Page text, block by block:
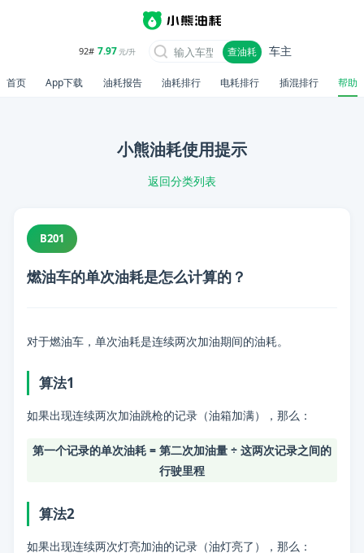
92# 7.97元/升 查油耗 车主
首页 App下载 油耗报告 油耗排行 电耗排行 插混排行 帮助
小熊油耗使用提示
返回分类列表
B201
燃油车的单次油耗是怎么计算的？
问题：燃油车的单次油耗是怎么计算的？
标签： 小熊油耗使用提示, 常见问题解答
对于燃油车，单次油耗是连续两次加油期间的油耗。
算法1
如果出现连续两次加油跳枪的记录（油箱加满），那么：
第一个记录的单次油耗 = 第二次加油量 ÷ 这两次记录之间的
行驶里程
算法2
如果出现连续两次灯亮加油的记录（油灯亮了），那么：